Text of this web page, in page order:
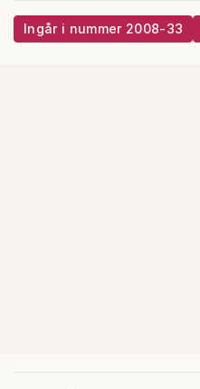
Ingår i nummer 2008-33